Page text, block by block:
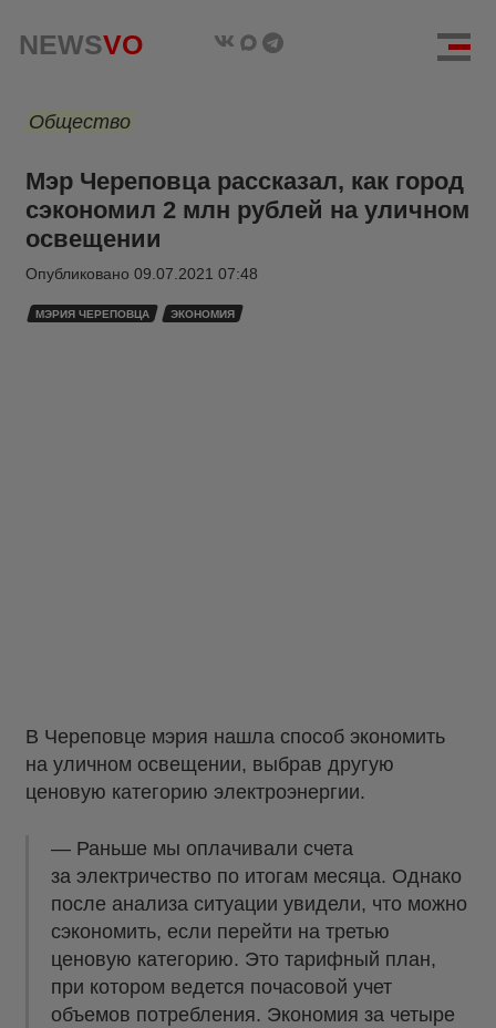
NEWSVO
Общество
Мэр Череповца рассказал, как город
сэкономил 2 млн рублей на уличном
освещении
Опубликовано 09.07.2021 07:48
МЭРИЯ ЧЕРЕПОВЦА ЭКОНОМИЯ
В Череповце мэрия нашла способ экономить
на уличном освещении, выбрав другую
ценовую категорию электроэнергии.
— Раньше мы оплачивали счета
за электричество по итогам месяца. Однако
после анализа ситуации увидели, что можно
сэкономить, если перейти на третью
ценовую категорию. Это тарифный план,
при котором ведется почасовой учет
объемов потребления. Экономия за четыре